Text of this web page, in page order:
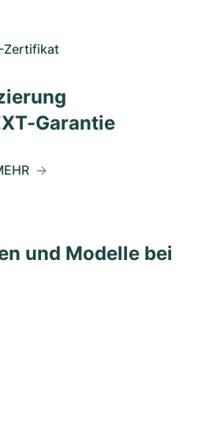
Zertifikat
Garantie
und Modelle bei